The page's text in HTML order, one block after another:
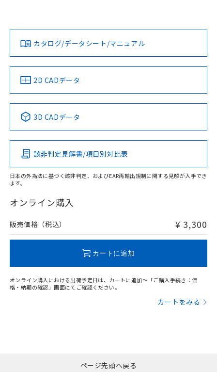
ダウンロードデータをご利用いただく前に、以下を必ずお読
みください。
ソフトウェアの使用条件
対応済み
中国 RoHS 注意事項・凡例
Pb Hg Cd Cr(VI)
O
在庫等で未対応品が混在する可能性があります。
問い合わせください。
LR型式承認
（イギリス
船舶規格）
DNV型式承認
（ノルウェー
BV型式承認
（フランス
KR型式
（韓国
No No No No
この製品の規格認証/適合状況ページへ
その他の認証はこちらのページからご検索ください
カタログ/データシート/マニュアル
2D CADデータ
3D CADデータ
該非判定見解書/項目別対比表
日本の外為法に基づく該非判定、およびEAR再輸出規制に関する見解が入手でき
ます。
オンライン購入
販売価格（税込） ¥ 3,300
カートに追加
オンライン購入における出荷予定日は、カートに追加～「ご購入手続き：価
格・納期の確認」画面にてご確認ください。
カートをみる
ページ先頭へ戻る